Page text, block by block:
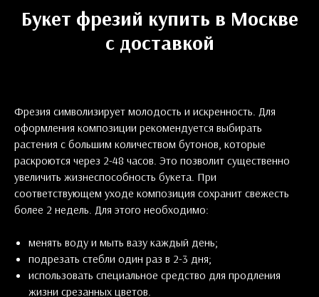
Букет фрезий купить в Москве
с доставкой
Фрезия символизирует молодость и искренность. Для
оформления композиции рекомендуется выбирать
растения с большим количеством бутонов, которые
раскроются через 2-48 часов. Это позволит существенно
увеличить жизнеспособность букета. При
соответствующем уходе композиция сохранит свежесть
более 2 недель. Для этого необходимо:
менять воду и мыть вазу каждый день;
подрезать стебли один раз в 2-3 дня;
использовать специальное средство для продления
жизни срезанных цветов.